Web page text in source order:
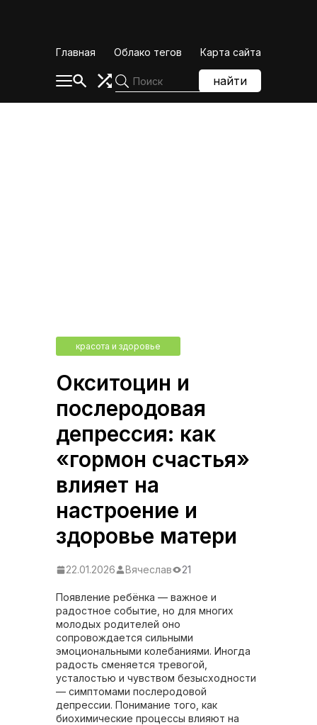
Главная
Облако тегов Карта сайта
найти
красота и здоровье
Окситоцин и
послеродовая
депрессия: как
«гормон счастья»
влияет на
настроение и
здоровье матери
22.01.2026 Вячеслав 21
Появление ребёнка — важное и
радостное событие, но для многих
молодых родителей оно
сопровождается сильными
эмоциональными колебаниями. Иногда
радость сменяется тревогой,
усталостью и чувством безысходности
— симптомами послеродовой
депрессии. Понимание того, как
биохимические процессы влияют на